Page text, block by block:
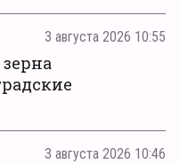
3 августа 2026 10:55
3 августа 2026 10:46